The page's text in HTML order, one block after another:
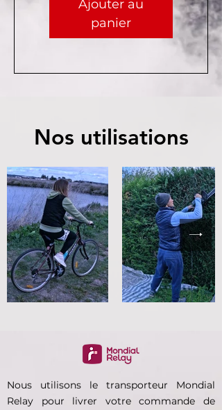
Ajouter au
panier
Nos utilisations
Nous utilisons le transporteur Mondial
Relay pour livrer votre commande de